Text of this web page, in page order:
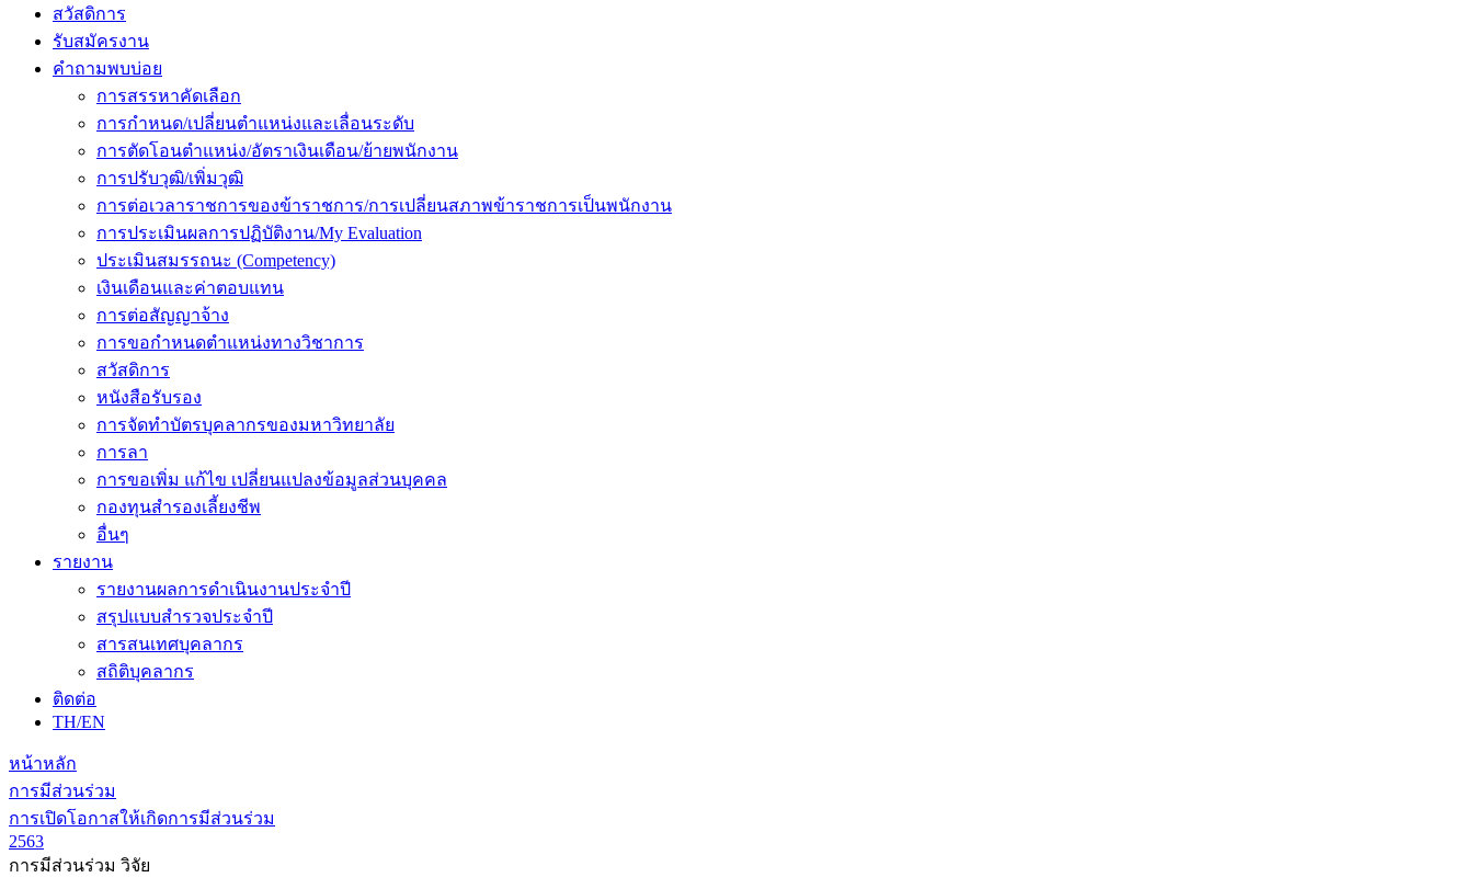
สวัสดิการ
รับสมัครงาน
คำถามพบบ่อย
การสรรหาคัดเลือก
การกำหนด/เปลี่ยนตำแหน่งและเลื่อนระดับ
การตัดโอนตำแหน่ง/อัตราเงินเดือน/ย้ายพนักงาน
การปรับวุฒิ/เพิ่มวุฒิ
การต่อเวลาราชการของข้าราชการ/การเปลี่ยนสภาพข้าราชการเป็นพนักงาน
การประเมินผลการปฏิบัติงาน/My Evaluation
ประเมินสมรรถนะ (Competency)
เงินเดือนและค่าตอบแทน
การต่อสัญญาจ้าง
การขอกำหนดตำแหน่งทางวิชาการ
สวัสดิการ
หนังสือรับรอง
การจัดทำบัตรบุคลากรของมหาวิทยาลัย
การลา
การขอเพิ่ม แก้ไข เปลี่ยนแปลงข้อมูลส่วนบุคคล
กองทุนสำรองเลี้ยงชีพ
อื่นๆ
รายงาน
รายงานผลการดำเนินงานประจำปี
สรุปแบบสำรวจประจำปี
สารสนเทศบุคลากร
สถิติบุคลากร
ติดต่อ
TH/EN
หน้าหลัก
การมีส่วนร่วม
การเปิดโอกาสให้เกิดการมีส่วนร่วม
2563
การมีส่วนร่วม วิจัย